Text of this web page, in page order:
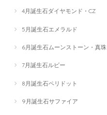
4月誕生石ダイヤモンド・CZ
5月誕生石エメラルド
6月誕生石ムーンストーン・真珠
7月誕生石ルビー
8月誕生石ペリドット
9月誕生石サファイア